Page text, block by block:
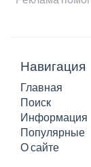
Навигация
Главная
Поиск
Информация
Популярные
О сайте